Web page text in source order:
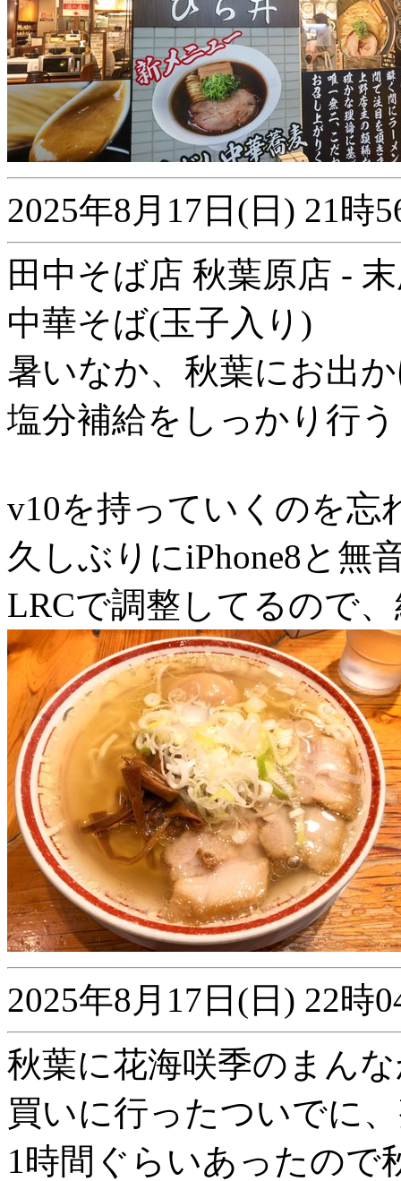
2025年8月17日(日) 21時
田中そば店 秋葉原店 -
中華そば(玉子入り)
暑いなか、秋葉にお出
塩分補給をしっかり行
v10を持っていくのを忘
久しぶりにiPhone8と無
LRCで調整してるので
2025年8月17日(日) 22時
秋葉に花海咲季のまん
買いに行ったついでに
1時間ぐらいあったので